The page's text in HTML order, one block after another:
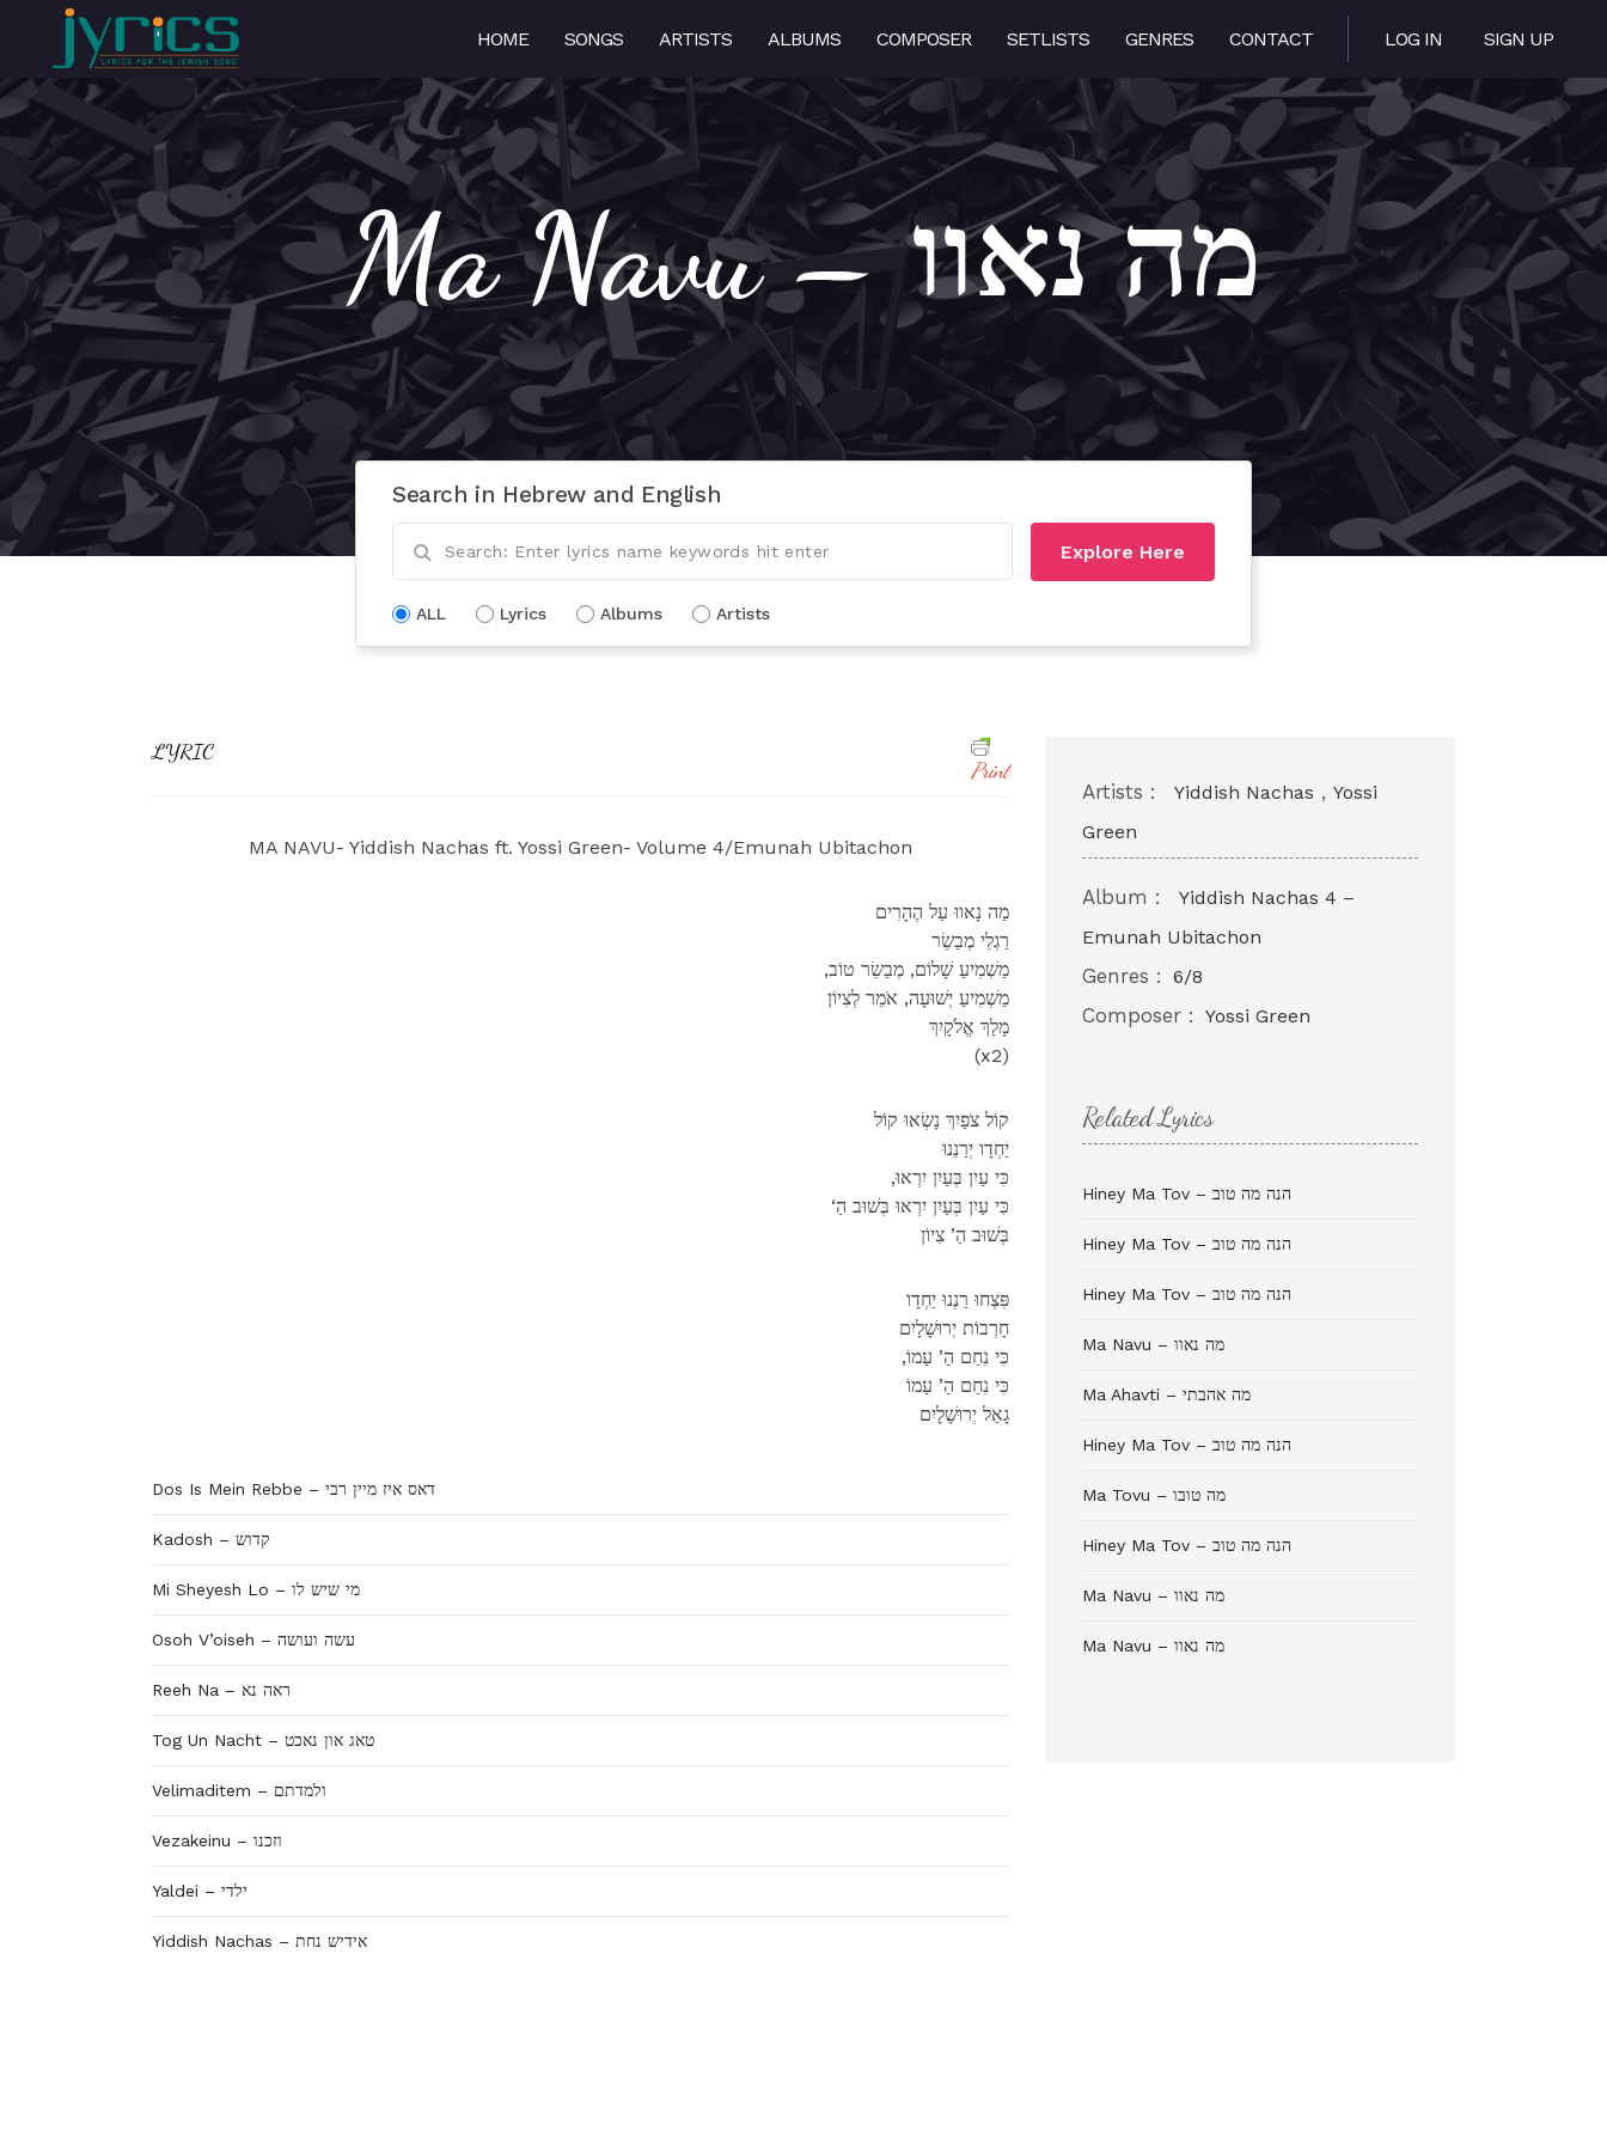
HOME SONGS ARTISTS ALBUMS COMPOSER SETLISTS GENRES CONTACT LOG IN SIGN UP
Ma Navu – מה נאוו
Search in Hebrew and English
Explore Here
ALL Lyrics Albums Artists
LYRIC
Print
MA NAVU- Yiddish Nachas ft. Yossi Green- Volume 4/Emunah Ubitachon
מַה נָאווּ עַל הֶהָרִים
רַגְלֵי מְבַשֵׂר
,מַשְׁמִיעַ שָׁלוֹם, מְבַשֵׂר טוֹב
מַשְׁמִיעַ יְשׁוּעָה, אֹמֵר לְצִיוֹן
מָלַךְ אֱלֹקָיִךְ
(x2)
קוֹל צֹפַיִךְ נָשְׂאוּ קוֹל
יַחְדָו יְרַנֵנוּ
,כִּי עַיִן בְּעַיִן יִרְאוּ
‘כִּי עַיִן בְּעַיִן יִרְאוּ בְּשׁוּב הַ
בְּשׁוּב הַ’ צִיוֹן
פִּצְחוּ רַנְנוּ יַחְדָו
חָרְבוֹת יְרוּשָׁלָיִם
,כִּי נִחַם הַ’ עַמוֹ
כִּי נִחַם הַ’ עַמוֹ
גָאַל יְרוּשָׁלָיִם
Dos Is Mein Rebbe – דאס איז מיין רבי
Kadosh – קדוש
Mi Sheyesh Lo – מי שיש לו
Osoh V’oiseh – עשה ועושה
Reeh Na – ראה נא
Tog Un Nacht – טאג און נאכט
Velimaditem – ולמדתם
Vezakeinu – וזכנו
Yaldei – ילדי
Yiddish Nachas – אידיש נחת
Artists : Yiddish Nachas , Yossi
Green
Album :
Yiddish Nachas 4 –
Emunah Ubitachon
Genres : 6/8
Composer : Yossi Green
Related Lyrics
Hiney Ma Tov – הנה מה טוב
Hiney Ma Tov – הנה מה טוב
Hiney Ma Tov – הנה מה טוב
Ma Navu – מה נאוו
Ma Ahavti – מה אהבתי
Hiney Ma Tov – הנה מה טוב
Ma Tovu – מה טובו
Hiney Ma Tov – הנה מה טוב
Ma Navu – מה נאוו
Ma Navu – מה נאוו